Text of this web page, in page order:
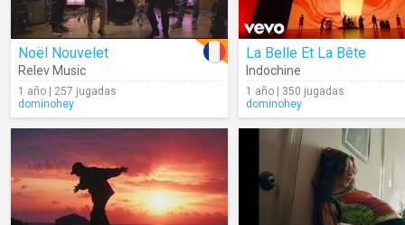
Noël Nouvelet
Relev Music
1 año | 257 jugadas
dominohey
La Belle Et La Bête
Indochine
1 año | 350 jugadas
dominohey